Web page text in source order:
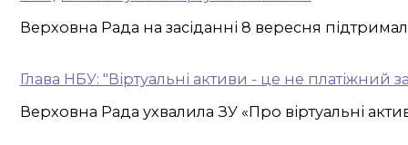
Верховна Рада на засіданні 8 вересня
Глава НБУ: "Віртуальні активи - це не платіжний
Верховна Рада ухвалила ЗУ «Про віртуальні